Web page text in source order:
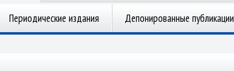
Периодические издания Депонированные публикации